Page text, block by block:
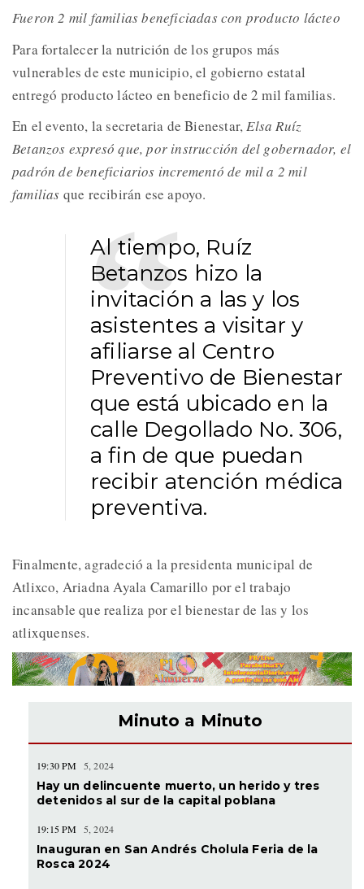
Fueron 2 mil familias beneficiadas con producto lácteo
Para fortalecer la nutrición de los grupos más
vulnerables de este municipio, el gobierno estatal
entregó producto lácteo en beneficio de 2 mil familias.
En el evento, la secretaria de Bienestar, Elsa Ruíz
Betanzos expresó que, por instrucción del gobernador, el
padrón de beneficiarios incrementó de mil a 2 mil
familias que recibirán ese apoyo.
Al tiempo, Ruíz
Betanzos hizo la
invitación a las y los
asistentes a visitar y
afiliarse al Centro
Preventivo de Bienestar
que está ubicado en la
calle Degollado No. 306,
a fin de que puedan
recibir atención médica
preventiva.
Finalmente, agradeció a la presidenta municipal de
Atlixco, Ariadna Ayala Camarillo por el trabajo
incansable que realiza por el bienestar de las y los
atlixquenses.
Minuto a Minuto
19:30 PM 5, 2024
Hay un delincuente muerto, un herido y tres
detenidos al sur de la capital poblana
19:15 PM 5, 2024
Inauguran en San Andrés Cholula Feria de la
Rosca 2024